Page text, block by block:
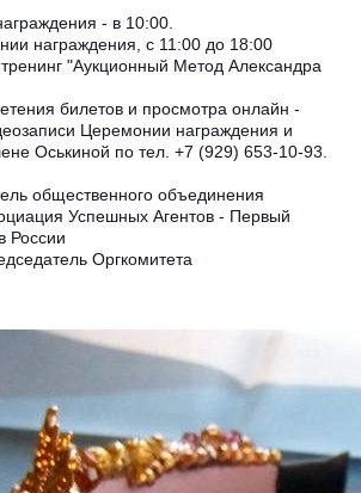
- в 10:00.
награждения, с 11:00 до 18:00
тренинг "Аукционный Метод Александра
билетов и просмотра онлайн -
Церемонии награждения и
Оськиной по тел. +7 (929) 653-10-93.
общественного объединения
Успешных Агентов - Первый
России
Оргкомитета